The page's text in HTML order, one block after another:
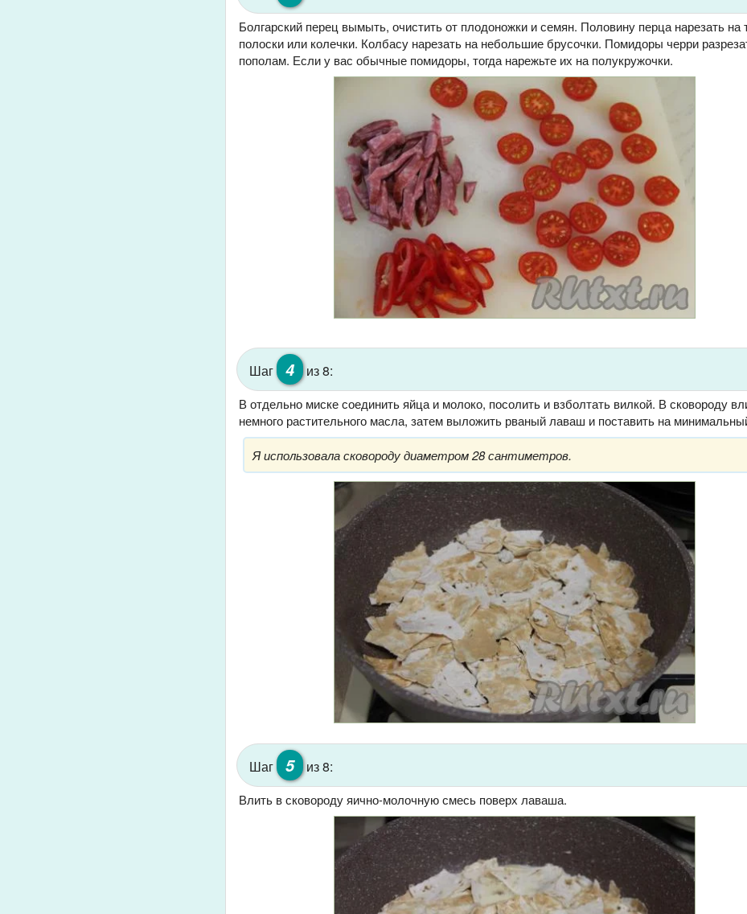
Болгарский перец вымыть, очистить от плодоножки и семян. Половину перца нарезать на
полоски или колечки. Колбасу нарезать на небольшие брусочки. Помидоры черри
пополам. Если у вас обычные помидоры, тогда нарежьте их на полукружочки.
Шаг 4 из 8:
В отдельно миске соединить яйца и молоко, посолить и взболтать вилкой. В сковороду
немного растительного масла, затем выложить рваный лаваш и поставить на
Я использовала сковороду диаметром 28 сантиметров.
Шаг 5 из 8:
Влить в сковороду яично-молочную смесь поверх лаваша.